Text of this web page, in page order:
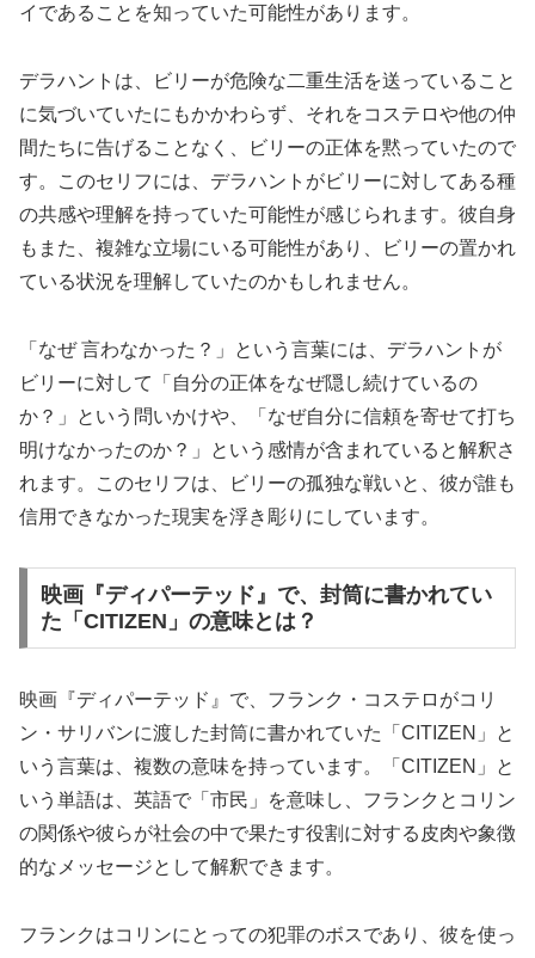
イであることを知っていた可能性があります。
デラハントは、ビリーが危険な二重生活を送っていること
に気づいていたにもかかわらず、それをコステロや他の仲
間たちに告げることなく、ビリーの正体を黙っていたので
す。このセリフには、デラハントがビリーに対してある種
の共感や理解を持っていた可能性が感じられます。彼自身
もまた、複雑な立場にいる可能性があり、ビリーの置かれ
ている状況を理解していたのかもしれません。
「なぜ 言わなかった？」という言葉には、デラハントが
ビリーに対して「自分の正体をなぜ隠し続けているの
か？」という問いかけや、「なぜ自分に信頼を寄せて打ち
明けなかったのか？」という感情が含まれていると解釈さ
れます。このセリフは、ビリーの孤独な戦いと、彼が誰も
信用できなかった現実を浮き彫りにしています。
映画『ディパーテッド』で、封筒に書かれてい
た「CITIZEN」の意味とは？
映画『ディパーテッド』で、フランク・コステロがコリ
ン・サリバンに渡した封筒に書かれていた「CITIZEN」と
いう言葉は、複数の意味を持っています。「CITIZEN」と
いう単語は、英語で「市民」を意味し、フランクとコリン
の関係や彼らが社会の中で果たす役割に対する皮肉や象徴
的なメッセージとして解釈できます。
フランクはコリンにとっての犯罪のボスであり、彼を使っ